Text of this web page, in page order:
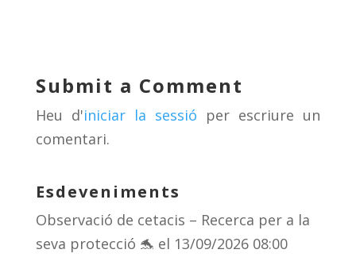
y d
s
a
m
ar
te
ix
Submit a Comment
Heu d'iniciar la sessió per escriure un
comentari.
Esdeveniments
Observació de cetacis – Recerca per a la
seva protecció 🐬 el 13/09/2026 08:00